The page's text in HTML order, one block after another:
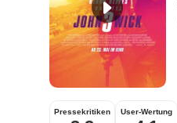
Pressekritiken User-Wertung